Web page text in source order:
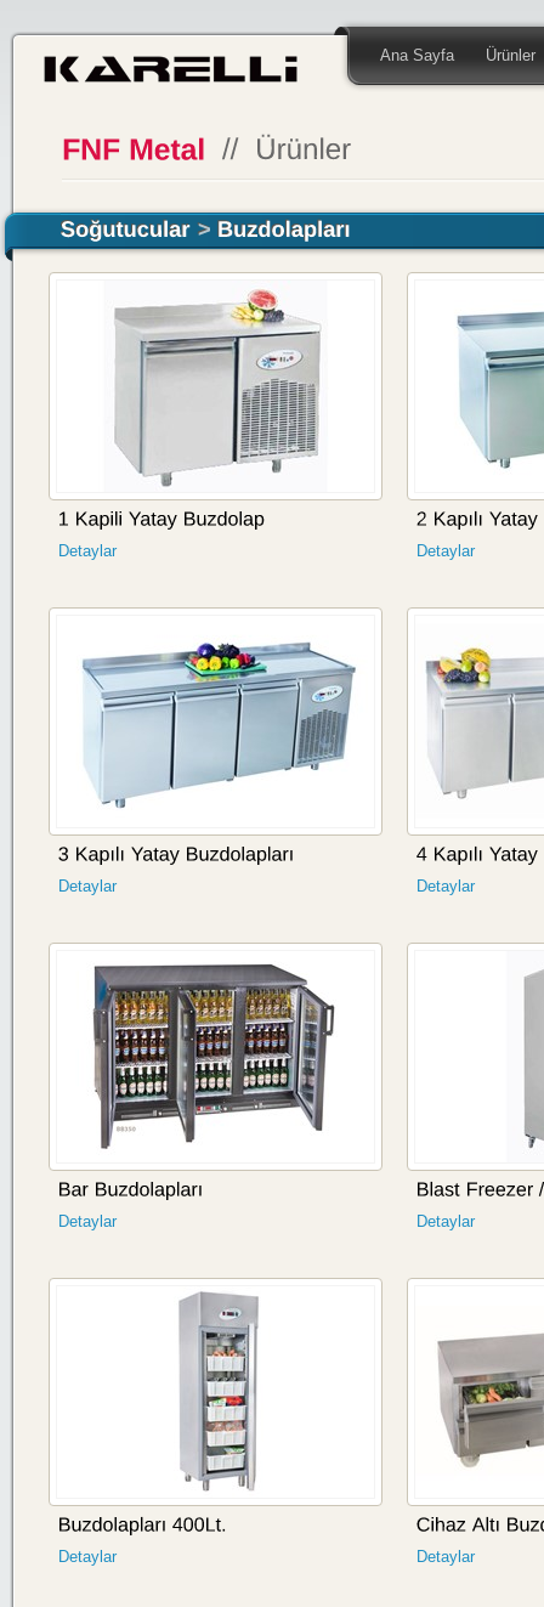
Ana Sayfa Ürünler
Detaylar Detaylar
Detaylar Detaylar
Detaylar Detaylar
Detaylar Detaylar